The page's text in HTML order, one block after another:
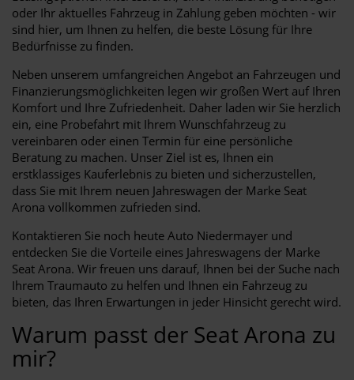
oder Ihr aktuelles Fahrzeug in Zahlung geben möchten - wir
sind hier, um Ihnen zu helfen, die beste Lösung für Ihre
Bedürfnisse zu finden.
Neben unserem umfangreichen Angebot an Fahrzeugen und
Finanzierungsmöglichkeiten legen wir großen Wert auf Ihren
Komfort und Ihre Zufriedenheit. Daher laden wir Sie herzlich
ein, eine Probefahrt mit Ihrem Wunschfahrzeug zu
vereinbaren oder einen Termin für eine persönliche
Beratung zu machen. Unser Ziel ist es, Ihnen ein
erstklassiges Kauferlebnis zu bieten und sicherzustellen,
dass Sie mit Ihrem neuen Jahreswagen der Marke Seat
Arona vollkommen zufrieden sind.
Kontaktieren Sie noch heute Auto Niedermayer und
entdecken Sie die Vorteile eines Jahreswagens der Marke
Seat Arona. Wir freuen uns darauf, Ihnen bei der Suche nach
Ihrem Traumauto zu helfen und Ihnen ein Fahrzeug zu
bieten, das Ihren Erwartungen in jeder Hinsicht gerecht wird.
Warum passt der Seat Arona zu
mir?